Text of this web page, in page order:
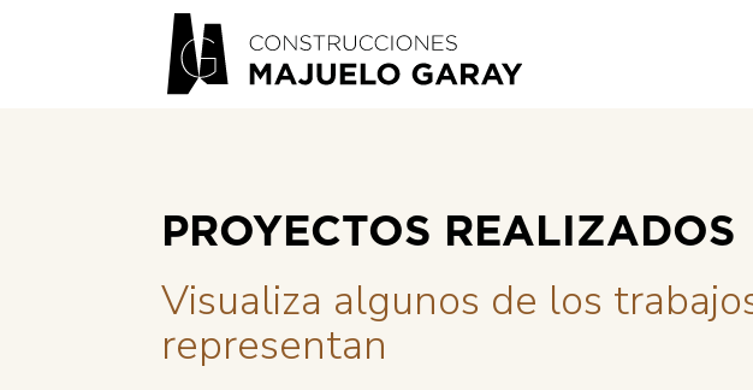
PROYECTOS REALIZADOS
Visualiza algunos de los
representan